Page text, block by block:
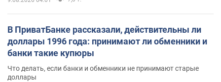
В ПриватБанке рассказали, действительны ли
доллары 1996 года: принимают ли обменники и
банки такие купюры
Что делать, если банки и обменники не принимают старые
доллары